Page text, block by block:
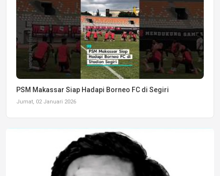
PSM Makassar Siap Hadapi Borneo FC di Segiri
Jumat, 02 Januari 2026